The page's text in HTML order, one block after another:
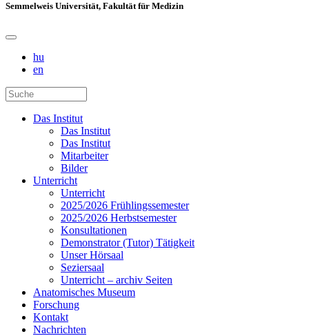
Semmelweis Universität, Fakultät für Medizin
hu
en
Das Institut
Das Institut
Das Institut
Mitarbeiter
Bilder
Unterricht
Unterricht
2025/2026 Frühlingssemester
2025/2026 Herbstsemester
Konsultationen
Demonstrator (Tutor) Tätigkeit
Unser Hörsaal
Seziersaal
Unterricht – archiv Seiten
Anatomisches Museum
Forschung
Kontakt
Nachrichten